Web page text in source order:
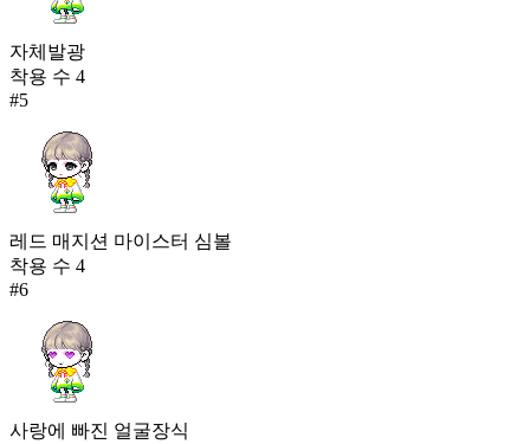
자체발광
착용 수 4
#5
레드 매지션 마이스터 심볼
착용 수 4
#6
사랑에 빠진 얼굴장식